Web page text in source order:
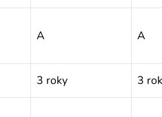
A A
3 roky 3